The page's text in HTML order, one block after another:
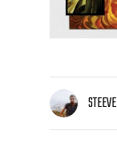
STEEVE